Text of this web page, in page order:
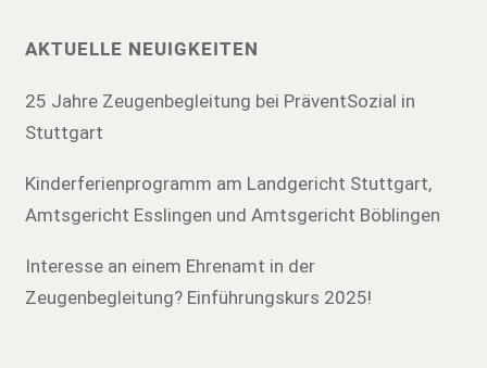
AKTUELLE NEUIGKEITEN
25 Jahre Zeugenbegleitung bei PräventSozial in
Stuttgart
Kinderferienprogramm am Landgericht Stuttgart,
Amtsgericht Esslingen und Amtsgericht Böblingen
Interesse an einem Ehrenamt in der
Zeugenbegleitung? Einführungskurs 2025!